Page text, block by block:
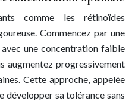
comme les rétinoïdes
Commencez par une
une concentration faible
augmentez progressivement
Cette approche, appelée
développer sa tolérance sans